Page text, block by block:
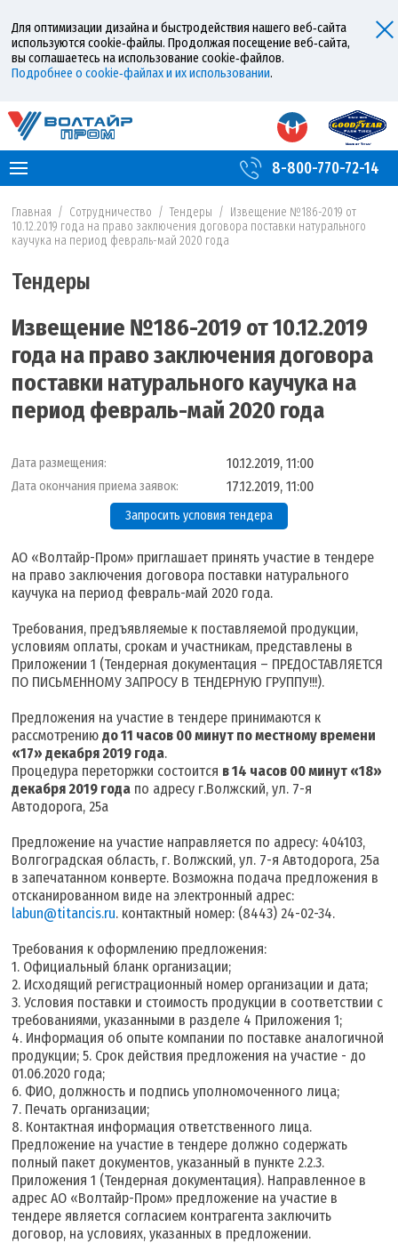
Для оптимизации дизайна и быстродействия нашего веб‑сайта
используются cookie‑файлы. Продолжая посещение веб‑сайта,
вы соглашаетесь на использование cookie‑файлов.
Подробнее о cookie‑файлах и их использовании.
8-800-770-72-14
Главная / Сотрудничество / Тендеры / Извещение №186-2019 от
10.12.2019 года на право заключения договора поставки натурального
каучука на период февраль-май 2020 года
Тендеры
Извещение №186-2019 от 10.12.2019
года на право заключения договора
поставки натурального каучука на
период февраль-май 2020 года
Дата размещения: 10.12.2019, 11:00
Дата окончания приема заявок: 17.12.2019, 11:00
Запросить условия тендера
АО «Волтайр-Пром» приглашает принять участие в тендере
на право заключения договора поставки натурального
каучука на период февраль-май 2020 года.
Требования, предъявляемые к поставляемой продукции,
условиям оплаты, срокам и участникам, представлены в
Приложении 1 (Тендерная документация – ПРЕДОСТАВЛЯЕТСЯ
ПО ПИСЬМЕННОМУ ЗАПРОСУ В ТЕНДЕРНУЮ ГРУППУ!!!).
Предложения на участие в тендере принимаются к
рассмотрениюдо 11 часов 00 минут по местному времени
«17» декабря 2019 года.
Процедура переторжки состоится в 14 часов 00 минут «18»
декабря 2019 года по адресу г.Волжский, ул. 7-я
Автодорога, 25а
Предложение на участие направляется по адресу: 404103,
Волгоградская область, г. Волжский, ул. 7-я Автодорога, 25а
в запечатанном конверте. Возможна подача предложения в
отсканированном виде на электронный адрес:
labun@titancis.ru. контактный номер: (8443) 24-02-34.
Требования к оформлению предложения:
1. Официальный бланк организации;
2. Исходящий регистрационный номер организации и дата;
3. Условия поставки и стоимость продукции в соответствии с
требованиями, указанными в разделе 4 Приложения 1;
4. Информация об опыте компании по поставке аналогичной
продукции; 5. Срок действия предложения на участие - до
01.06.2020 года;
6. ФИО, должность и подпись уполномоченного лица;
7. Печать организации;
8. Контактная информация ответственного лица.
Предложение на участие в тендере должно содержать
полный пакет документов, указанный в пункте 2.2.3.
Приложения 1 (Тендерная документация). Направленное в
адрес АО «Волтайр-Пром» предложение на участие в
тендере является согласием контрагента заключить
договор, на условиях, указанных в предложении.